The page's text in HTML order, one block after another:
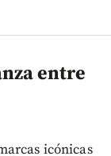
entre
icónicas